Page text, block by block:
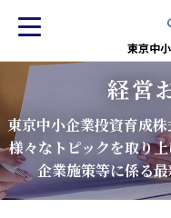
東京中
経営
東京中小企業投資育成株
様々なトピックを取り上
企業施策等に係る